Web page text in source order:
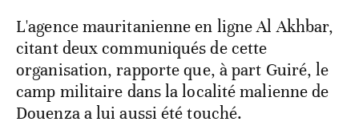
L'agence mauritanienne en ligne Al Akhbar,
citant deux communiqués de cette
organisation, rapporte que, à part Guiré, le
camp militaire dans la localité malienne de
Douenza a lui aussi été touché.